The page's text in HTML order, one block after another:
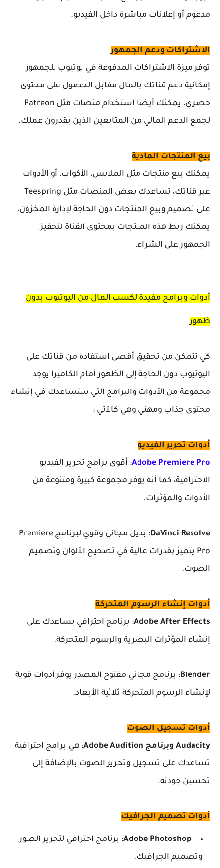
مدعوم أو إعلانات مباشرة داخل الفيديو.
الاشتراكات ودعم الجمهور
توفر ميزة الاشتراكات المدفوعة في يوتيوب للجمهور
إمكانية دعم قناتك بالمال مقابل الحصول على محتوى
حصري، يمكنك أيضا استخدام منصات مثل Patreon
لجمع الدعم المالي من المتابعين الذين يقدرون عملك.
بيع المنتجات المادية
يمكنك بيع منتجات مثل الملابس، الأكواب، أو الأدوات
عبر قناتك، تساعدك بعض المنصات مثل Teespring
على تصميم وبيع المنتجات دون الحاجة لإدارة المخزون،
يمكنك ربط هذه المنتجات بمحتوى القناة لتحفيز
الجمهور على الشراء.
أدوات وبرامج مفيدة لكسب المال من اليوتيوب بدون
ظهور
كي تتمكن من تحقيق أقصى استفادة من قناتك على
اليوتيوب دون الحاجة إلى الظهور أمام الكاميرا يوجد
مجموعة من الأدوات والبرامج التي ستساعدك في إنشاء
محتوى جذاب ومهني وهي كالآتي :
أدوات تحرير الفيديو
Adobe Premiere Pro: أقوى برامج تحرير الفيديو
الاحترافية، كما أنه يوفر مجموعة كبيرة ومتنوعة من
الأدوات والمؤثرات.
DaVinci Resolve
: بديل مجاني وقوي لبرنامج Premiere
Pro يتميز بقدرات عالية في تصحيح الألوان وتصميم
الصوت.
أدوات إنشاء الرسوم المتحركة
Adobe After Effects: برنامج احترافي يساعدك على
إنشاء المؤثرات البصرية والرسوم المتحركة.
Blender: برنامج مجاني مفتوح المصدر يوفر أدوات قوية
لإنشاء الرسوم المتحركة ثلاثية الأبعاد.
أدوات تسجيل الصوت
Audacity وبرنامج Adobe Audition
: هي برامج احترافية
تساعدك على تسجيل وتحرير الصوت بالإضافة إلى
تحسين جودته.
أدوات تصميم الجرافيك
Adobe Photoshop: برنامج احترافي لتحرير الصور
وتصميم الجرافيك.